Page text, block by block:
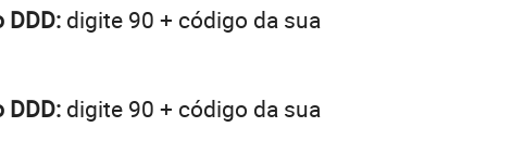
digite 90 + código da sua
digite 90 + código da sua